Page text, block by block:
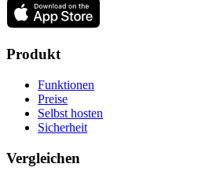
Produkt
Funktionen
Preise
Selbst hosten
Sicherheit
Vergleichen